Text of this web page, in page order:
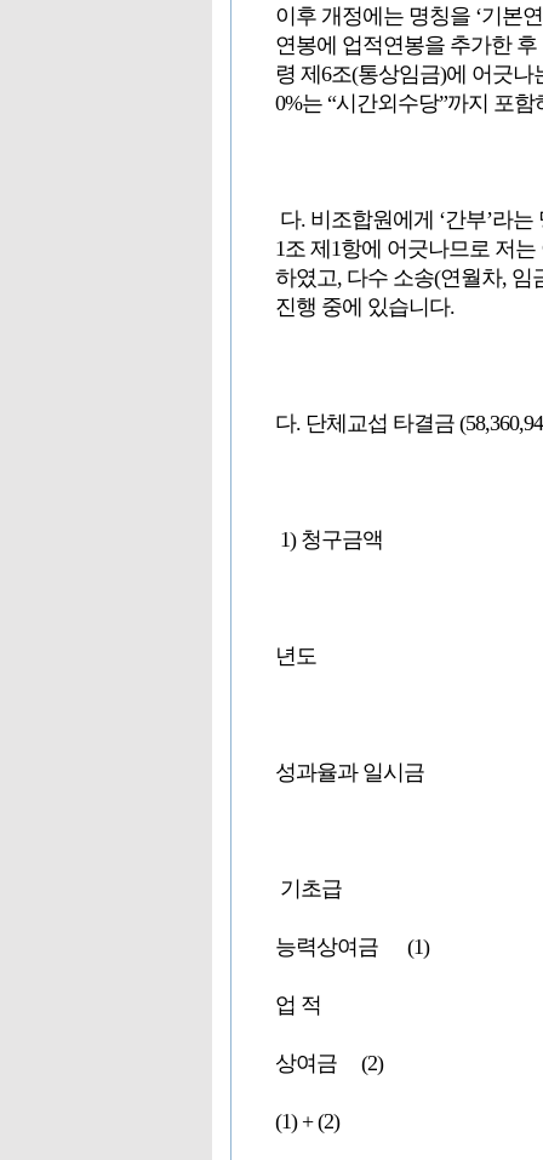
이후 개정에는 명칭을 ‘기본
연봉에 업적연봉을 추가한
령 제6조(통상임금)에 어긋나
0%는 “시간외수당”까지 포
다. 비조합원에게 ‘간부’라
1조 제1항에 어긋나므로 저
하였고, 다수 소송(연월차, 임
진행 중에 있습니다.
다. 단체교섭 타결금
1) 청구금액
년도
성과율과 일시금
기초급
능력상여금 (1)
업 적
상여금 (2)
(1) + (2)